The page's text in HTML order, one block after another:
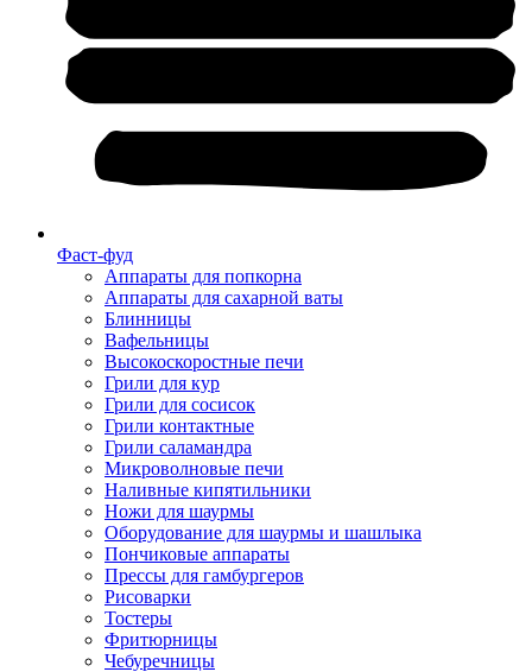
Фаст-фуд
Аппараты для попкорна
Аппараты для сахарной ваты
Блинницы
Вафельницы
Высокоскоростные печи
Грили для кур
Грили для сосисок
Грили контактные
Грили саламандра
Микроволновые печи
Наливные кипятильники
Ножи для шаурмы
Оборудование для шаурмы и шашлыка
Пончиковые аппараты
Прессы для гамбургеров
Рисоварки
Тостеры
Фритюрницы
Чебуречницы